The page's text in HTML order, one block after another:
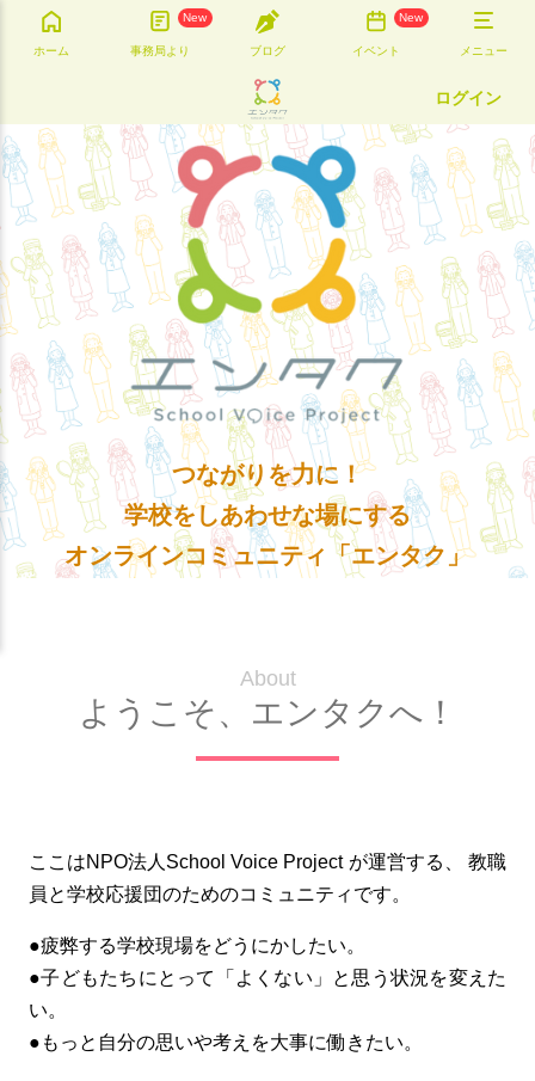
ホーム
New
事務局より ブログ
New
イベント メニュー
ログイン
つながりを力に！
学校をしあわせな場にする
オンラインコミュニティ「エンタク」
About
ようこそ、エンタクへ！
ここはNPO法人School Voice Project が運営する、
教職
員と学校応援団のためのコミュニティです。
●疲弊する学校現場をどうにかしたい。
●子どもたちにとって「よくない」と思う状況を変えた
い。
●もっと自分の思いや考えを大事に働きたい。